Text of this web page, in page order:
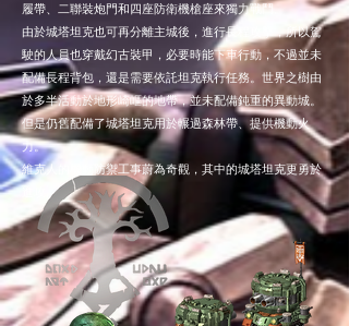
履帶、二聯裝炮門和四座防衛機槍座來獨力戰鬥。
由於城塔坦克也可再分離主城後，進行長程攻擊，所以駕
駛的人員也穿戴幻古裝甲，必要時能下車行動，不過並未
配備長程背包，還是需要依託坦克執行任務。世界之樹由
於多半活動於地形崎嶇的地帶，並未配備鈍重的異動城。
但是仍舊配備了城塔坦克用於輾過森林帶、提供機動火
力。
維克人的機動防禦工事蔚為奇觀，其中的城塔坦克更勇於
進攻。